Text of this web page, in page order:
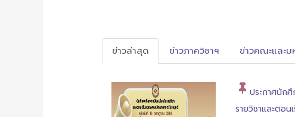
ข่าวล่าสุด ข่าวภาควิชาฯ ข่าวคณะและ
ประกาศนักศึ
รายวิชาและตอ